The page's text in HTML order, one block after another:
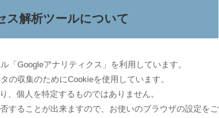
ス解析ツールについて
「Googleアナリティクス」を利用しています。
の収集のためにCookieを使用しています。
、個人を特定するものではありません。
することが出来ますので、お使いのブラウザの設定をご